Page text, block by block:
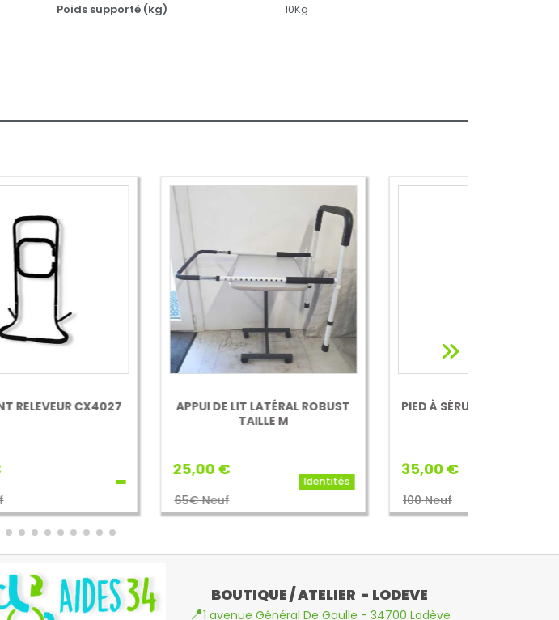
Poids supporté (kg)
10Kg
APPUI DE LIT LATÉRAL ROBUST
PIED À SÉRUM 4 CROCHETS SUR
BOUTIQUE / ATELIER - LODEVE
📍1 avenue Général De Gaulle - 34700 Lodève